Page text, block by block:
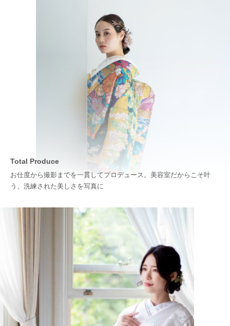
Total Produce
お仕度から撮影までを一貫してプロデュース。美容室だからこそ叶
う、洗練された美しさを写真に